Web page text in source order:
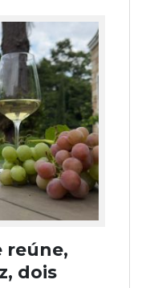
reúne,
dois